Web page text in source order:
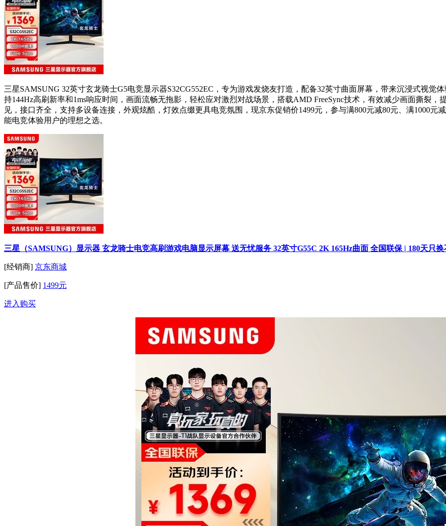
三星SAMSUNG 32英寸玄龙骑士G5电竞显示器S32CG552EC，专为游戏发烧友打造，配备32英寸曲面屏幕，带来沉浸式视觉
持144Hz高刷新率和1ms响应时间，画面流畅无拖影，轻松应对激烈对战场景，搭载AMD FreeSync技术，有效减少画面撕裂
见，接口齐全，支持多设备连接，外观炫酷，灯效点缀更具电竞氛围，现京东促销价1499元，参与满800元减80元、满1000元
能电竞体验用户的理想之选。
三星（SAMSUNG）显示器 玄龙骑士电竞高刷游戏电脑显示屏幕 送无忧服务 32英寸G55C 2K 165Hz曲面 全国联保 | 180天只换
[经销商] 京东商城
[产品售价] 1499元
进入购买